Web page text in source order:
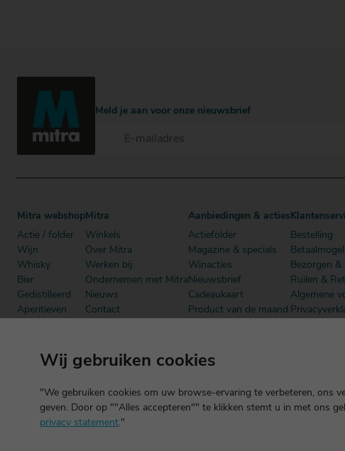
Meld je aan voor onze nieuwsbrief
Mitra webshop
Actie / folder
Wijn
Whisky
Bier
Gedistilleerd
Aperitieven
Boeken
Mitra
Winkels
Over Mitra
Werken bij
Ondernemen met Mitra
Nieuws
Contact
Aanbiedingen & acties
Actiefolder
Magazine & specials
Winacties
Nieuwsbrief
Cadeaukaart
Product van de maand
Bestelling
Bezorgen &
Ruilen &
Algemene
Wij gebruiken cookies
"We gebruiken cookies om uw browse-ervaring te verbeteren, ons
geven. Door op ""Alles accepteren"" te klikken stemt u in met ons
privacy statement."